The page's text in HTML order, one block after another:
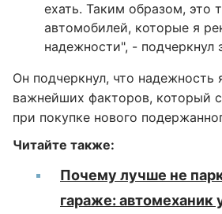
ехать. Таким образом, это
автомобилей, которые я
надежности", - подчеркнул
Он подчеркнул, что надежность
важнейших факторов, который
при покупке нового
Читайте также:
Почему лучше не
гараже: автомеханик